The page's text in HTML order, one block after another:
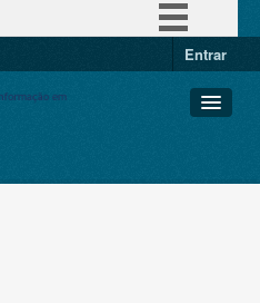
Entrar